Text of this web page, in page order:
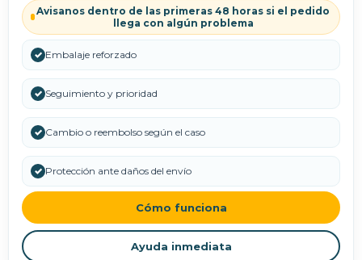
Avisanos dentro de las primeras 48 horas si el pedido
llega con algún problema
✓ Embalaje reforzado
✓ Seguimiento y prioridad
✓ Cambio o reembolso según el caso
✓ Protección ante daños del envío
Cómo funciona
Ayuda inmediata